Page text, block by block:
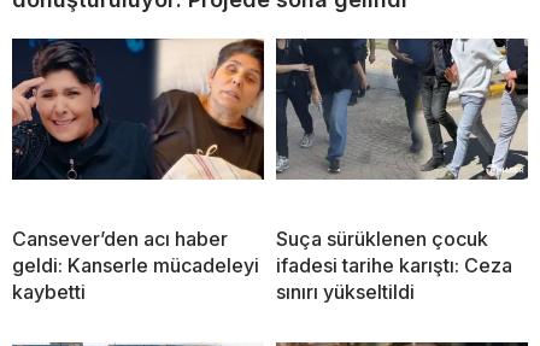
Cansever’den acı haber
geldi: Kanserle mücadeleyi
kaybetti
Suça sürüklenen çocuk
ifadesi tarihe karıştı: Ceza
sınırı yükseltildi